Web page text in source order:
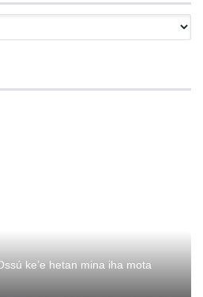
ke’e hetan mina iha mota